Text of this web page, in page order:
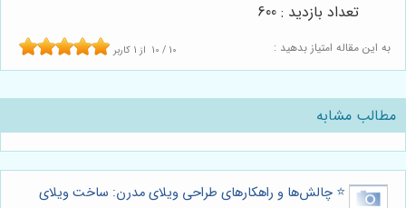
به این مقاله امتیاز بدهید : 10 / 10 از 1 کاربر
تعداد بازدید : 600
مطالب مشابه
⭐️ چالش‌ها و راهکارهای طراحی ویلای مدرن: ساخت ویلای